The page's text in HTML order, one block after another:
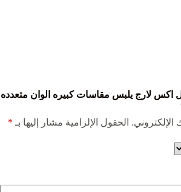
اكس لارج يلبس مقاسات كبيره الوان متعدده
الحقول الإلزامية مشار إليها بـ *